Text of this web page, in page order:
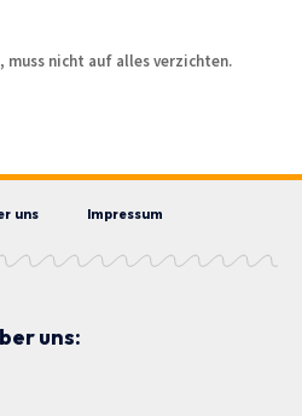
nicht auf alles verzichten.
uns Impressum
uns: